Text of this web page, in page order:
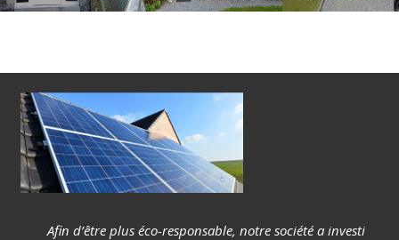
Afin d’être plus éco-responsable, notre société a investi